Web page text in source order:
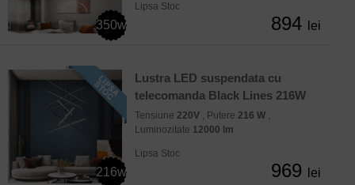
350w
Lipsa Stoc
894 lei
216w
Lustra LED suspendata cu
telecomanda Black Lines 216W
Tensiune 220V , Putere 216 W ,
Luminozitate 12000 lm
Lipsa Stoc
969 lei